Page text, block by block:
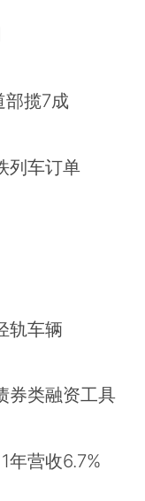
部揽7成
列车订单
轨车辆
券类融资工具
年营收6.7%